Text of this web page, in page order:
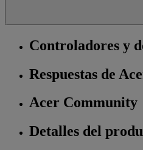
Controladores y
Respuestas de
Acer Community
Detalles del